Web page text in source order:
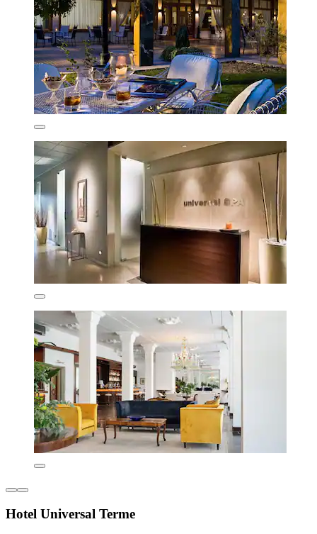
Hotel Universal Terme